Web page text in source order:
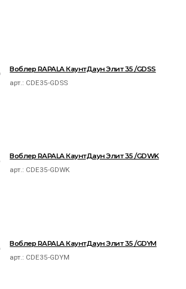
Воблер RAPALA КаунтДаун Элит 35 /GDSS
арт.: CDE35-GDSS
Воблер RAPALA КаунтДаун Элит 35 /GDWK
арт.: CDE35-GDWK
Воблер RAPALA КаунтДаун Элит 35 /GDYM
арт.: CDE35-GDYM